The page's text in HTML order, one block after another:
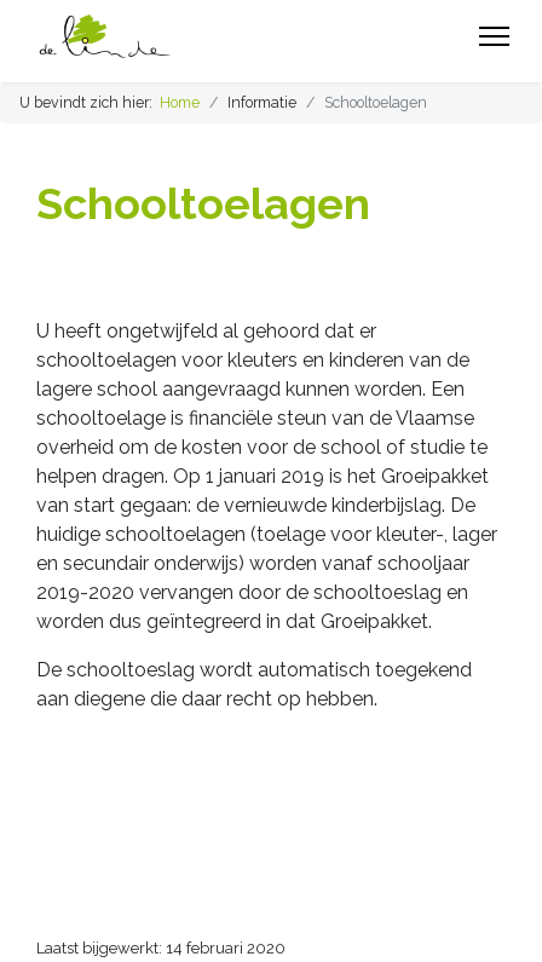
U bevindt zich hier: Home Informatie Schooltoelagen
Schooltoelagen
U heeft ongetwijfeld al gehoord dat er
schooltoelagen voor kleuters en kinderen van de
lagere school aangevraagd kunnen worden. Een
schooltoelage is financiële steun van de Vlaamse
overheid om de kosten voor de school of studie te
helpen dragen. Op 1 januari 2019 is het Groeipakket
van start gegaan: de vernieuwde kinderbijslag. De
huidige schooltoelagen (toelage voor kleuter-, lager
en secundair onderwijs) worden vanaf schooljaar
2019-2020 vervangen door de schooltoeslag en
worden dus geïntegreerd in dat Groeipakket.
De schooltoeslag wordt automatisch toegekend
aan diegene die daar recht op hebben.
Laatst bijgewerkt: 14 februari 2020